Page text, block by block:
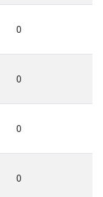
0
0
0
0